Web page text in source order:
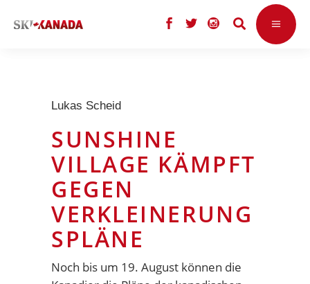
Lukas Scheid
SUNSHINE
VILLAGE KÄMPFT
GEGEN
VERKLEINERUNG
SPLÄNE
Noch bis um 19. August können die